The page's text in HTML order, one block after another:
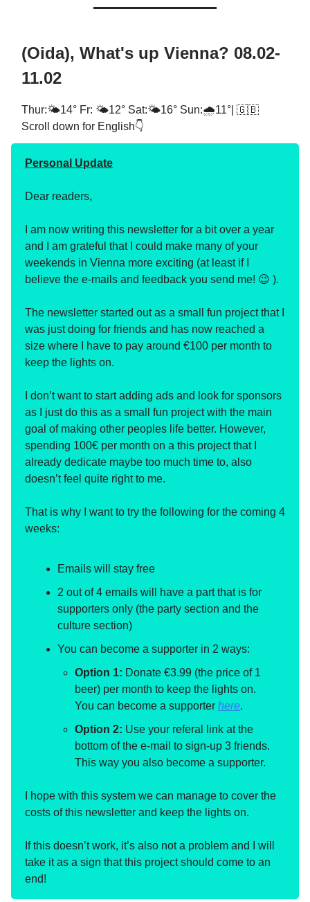
(Oida), What's up Vienna? 08.02-
11.02
Thur:🌤️14° Fr: 🌤️12° Sat:🌤️16° Sun:🌧️11°| 🇬🇧
Scroll down for English👇
Personal Update
Dear readers,
I am now writing this newsletter for a bit over a year
and I am grateful that I could make many of your
weekends in Vienna more exciting (at least if I
believe the e-mails and feedback you send me! 😉 ).
The newsletter started out as a small fun project that I
was just doing for friends and has now reached a
size where I have to pay around €100 per month to
keep the lights on.
I don’t want to start adding ads and look for sponsors
as I just do this as a small fun project with the main
goal of making other peoples life better. However,
spending 100€ per month on a this project that I
already dedicate maybe too much time to, also
doesn’t feel quite right to me.
That is why I want to try the following for the coming 4
weeks:
Emails will stay free
2 out of 4 emails will have a part that is for
supporters only (the party section and the
culture section)
You can become a supporter in 2 ways:
Option 1: Donate €3.99 (the price of 1
beer) per month to keep the lights on.
You can become a supporter here.
Option 2: Use your referal link at the
bottom of the e-mail to sign-up 3 friends.
This way you also become a supporter.
I hope with this system we can manage to cover the
costs of this newsletter and keep the lights on.
If this doesn’t work, it’s also not a problem and I will
take it as a sign that this project should come to an
end!